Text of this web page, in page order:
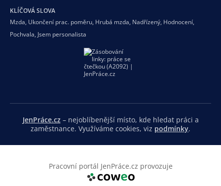
KLÍČOVÁ SLOVA
Mzda, Ukončení prac. poměru, Hrubá mzda, Nadřízený, Hodnocení,
Pochvala, Jsem personalista
JenPráce.cz– nejoblíbenější místo, kde hledat práci a
zaměstnance. Využíváme cookies, viz podmínky.
Pracovní portál JenPráce.cz provozuje